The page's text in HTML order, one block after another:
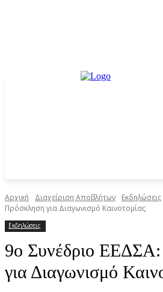
Αρχική Διαχείριση Αποβλήτων Εκδηλώσεις
Πρόσκληση για Διαγωνισμό Καινοτομίας
Εκδηλώσεις
9o Συνέδριο
για Διαγωνισμό